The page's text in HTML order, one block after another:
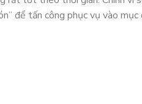
để tấn công phục vụ vào mục